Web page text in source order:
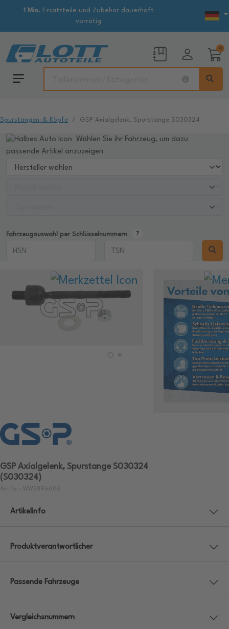
1 Mio.Ersatzteile und Zubehör dauerhaft
vorrätig
0
Spurstangen-& Köpfe GSP Axialgelenk, Spurstange S030324
Wählen Sie ihr Fahrzeug, um dazu
passende Artikel anzuzeigen
Fahrzeugauswahl per Schlüsselnummern
GSP Axialgelenk, Spurstange S030324
(S030324)
Art.Nr.: WW2896606
Artikelinfo
Produktverantwortlicher
Passende Fahrzeuge
Vergleichsnummern